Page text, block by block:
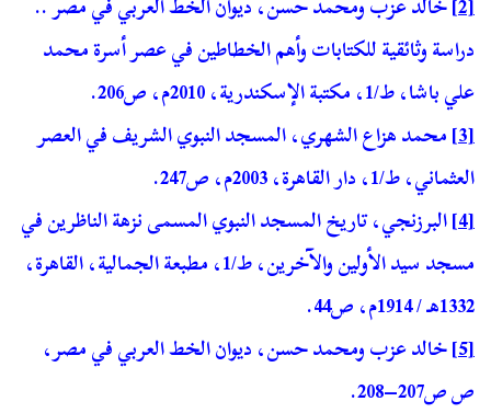
دراسة وثائقية للكتابات وأهم الخطاطين في عصر أسرة محمد
علي باشا، ط/1، مكتبة الإسكندرية، 2010م، ص206.
[3] محمد هزاع الشهري، المسجد النبوي الشريف في العصر
العثماني، ط/1، دار القاهرة، 2003م، ص247.
[4] البرزنجي، تاريخ المسجد النبوي المسمى نزهة الناظرين في
مسجد سيد الأولين والآخرين، ط/1، مطبعة الجمالية، القاهرة،
1332هـ / 1914م، ص44.
[5] خالد عزب ومحمد حسن، ديوان الخط العربي في مصر،
ص ص207–208.